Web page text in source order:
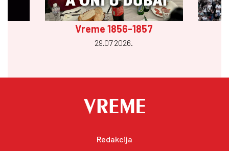
Vreme 1856-1857
29.07 2026.
Redakcija